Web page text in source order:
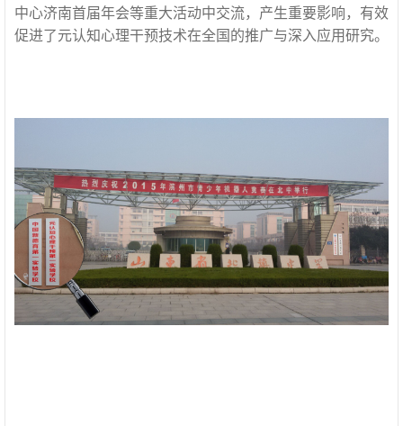
中心济南首届年会等重大活动中交流，产生重要影响，有效
促进了元认知心理干预技术在全国的推广与深入应用研究。